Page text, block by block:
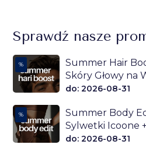
Sprawdź nasze
%
Summer Hair
Skóry Głowy na
do: 2026-08-31
%
Summer Body
Sylwetki Icoone
do: 2026-08-31